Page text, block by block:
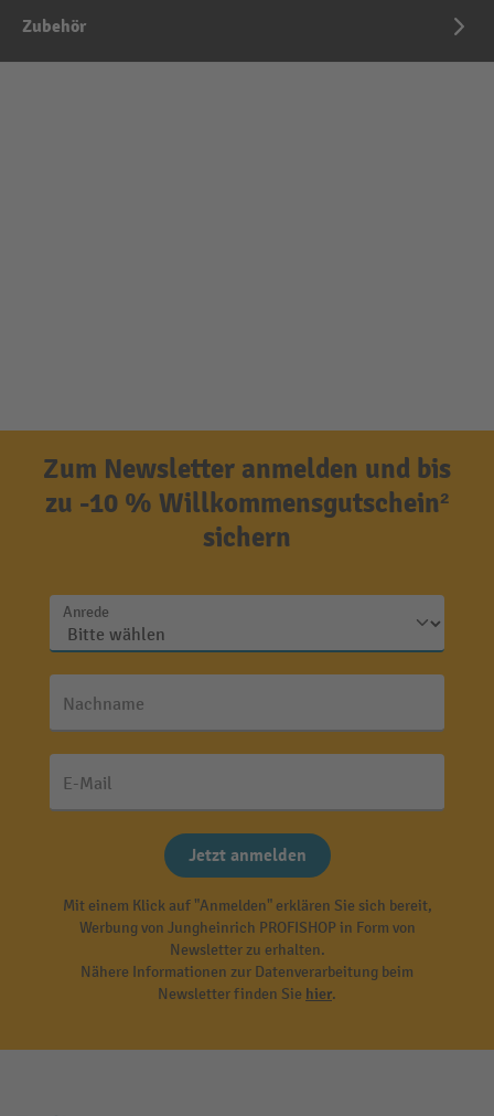
Zubehör
Zum Newsletter anmelden und bis
zu -10 % Willkommensgutschein²
sichern
Anrede
Nachname
E-Mail
Jetzt anmelden
Mit einem Klick auf "Anmelden" erklären Sie sich bereit,
Werbung von Jungheinrich PROFISHOP in Form von
Newsletter zu erhalten.
Nähere Informationen zur Datenverarbeitung beim
Newsletter finden Sie hier.